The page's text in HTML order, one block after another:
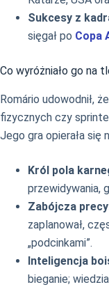
Sukcesy z
sięgał po Copa
Co wyróżniało go na
Romário udowodnił,
fizycznych czy
Jego gra opierała się
Król pola
przewidywania,
Zabójcza
zaplanował,
„podcinkami”.
Inteligencja
bieganie;